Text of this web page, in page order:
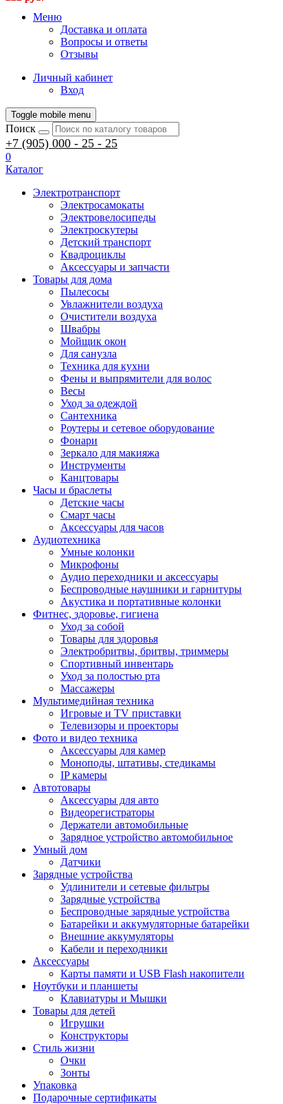
Меню
Доставка и оплата
Вопросы и ответы
Отзывы
Личный кабинет
Вход
Toggle mobile menu
Поиск
+7 (905) 000 - 25 - 25
0
Каталог
Электротранспорт
Электросамокаты
Электровелосипеды
Электроскутеры
Детский транспорт
Квадроциклы
Аксессуары и запчасти
Товары для дома
Пылесосы
Увлажнители воздуха
Очистители воздуха
Швабры
Мойщик окон
Для санузла
Техника для кухни
Фены и выпрямители для волос
Весы
Уход за одеждой
Сантехника
Роутеры и сетевое оборудование
Фонари
Зеркало для макияжа
Инструменты
Канцтовары
Часы и браслеты
Детские часы
Смарт часы
Аксессуары для часов
Аудиотехника
Умные колонки
Микрофоны
Аудио переходники и аксессуары
Беспроводные наушники и гарнитуры
Акустика и портативные колонки
Фитнес, здоровье, гигиена
Уход за собой
Товары для здоровья
Электробритвы, бритвы, триммеры
Спортивный инвентарь
Уход за полостью рта
Массажеры
Мультимедийная техника
Игровые и TV приставки
Телевизоры и проекторы
Фото и видео техника
Аксессуары для камер
Моноподы, штативы, стедикамы
IP камеры
Автотовары
Аксессуары для авто
Видеорегистраторы
Держатели автомобильные
Зарядное устройство автомобильное
Умный дом
Датчики
Зарядные устройства
Удлинители и сетевые фильтры
Зарядные устройства
Беспроводные зарядные устройства
Батарейки и аккумуляторные батарейки
Внешние аккумуляторы
Кабели и переходники
Аксессуары
Карты памяти и USB Flash накопители
Ноутбуки и планшеты
Клавиатуры и Мышки
Товары для детей
Игрушки
Конструкторы
Стиль жизни
Очки
Зонты
Упаковка
Подарочные сертификаты